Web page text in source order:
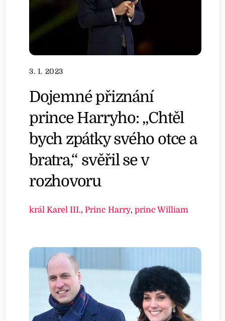
3. 1. 2023
Dojemné přiznání
prince Harryho: „Chtěl
bych zpátky svého otce a
bratra,“ svěřil se v
rozhovoru
král Karel III.,Princ Harry,princ William